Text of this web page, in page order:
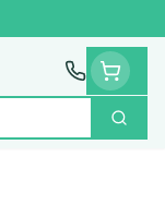
Zoek